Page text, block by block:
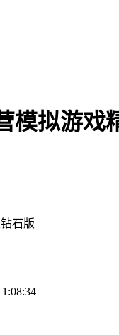
模拟游戏
石版